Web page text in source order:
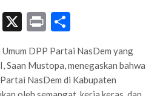
LinkedIn
X Print
DPP Partai NasDem yang
Saan Mustopa, menegaskan bahwa
NasDem di Kabupaten